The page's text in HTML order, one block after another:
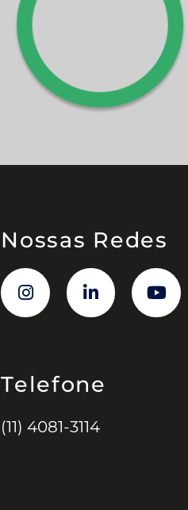
Nossas Redes
Telefone
(11) 4081-3114